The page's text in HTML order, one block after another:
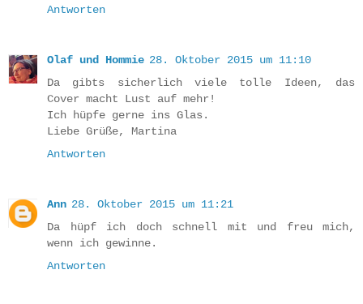
Antworten
Olaf und Hommie 28. Oktober 2015 um 11:10
Da gibts sicherlich viele tolle Ideen, das
Cover macht Lust auf mehr!
Ich hüpfe gerne ins Glas.
Liebe Grüße, Martina
Antworten
Ann 28. Oktober 2015 um 11:21
Da hüpf ich doch schnell mit und freu mich,
wenn ich gewinne.
Antworten